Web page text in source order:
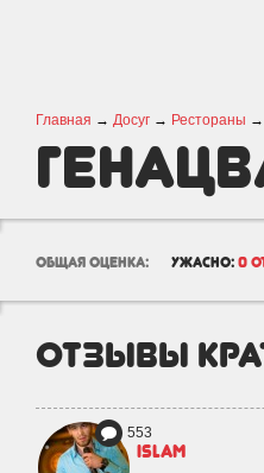
Главная → Досуг → Рестораны →
общая оценка: ужасно: 0
отзывы
553
islam